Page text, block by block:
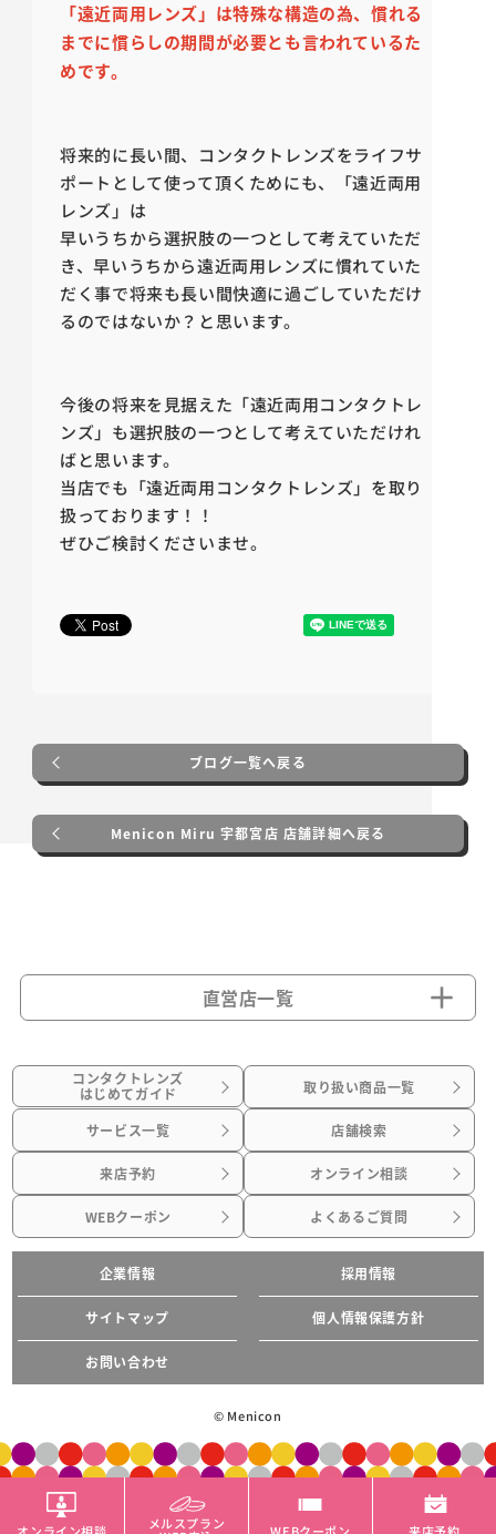
「遠近両用レンズ」は特殊な構造の為、慣れる
までに慣らしの期間が必要とも言われているた
めです。
将来的に長い間、コンタクトレンズをライフサ
ポートとして使って頂くためにも、「遠近両用
レンズ」は
早いうちから選択肢の一つとして考えていただ
き、早いうちから遠近両用レンズに慣れていた
だく事で将来も長い間快適に過ごしていただけ
るのではないか？と思います。
今後の将来を見据えた「遠近両用コンタクトレ
ンズ」も選択肢の一つとして考えていただけれ
ばと思います。
当店でも「遠近両用コンタクトレンズ」を取り
扱っております！！
ぜひご検討くださいませ。
ブログ一覧へ戻る
Menicon Miru 宇都宮店 店舗詳細へ戻る
直営店一覧
コンタクトレンズ
はじめてガイド 取り扱い商品一覧
サービス一覧 店舗検索
来店予約 オンライン相談
WEBクーポン よくあるご質問
企業情報 採用情報
サイトマップ 個人情報保護方針
お問い合わせ
© Menicon
メルスプラン